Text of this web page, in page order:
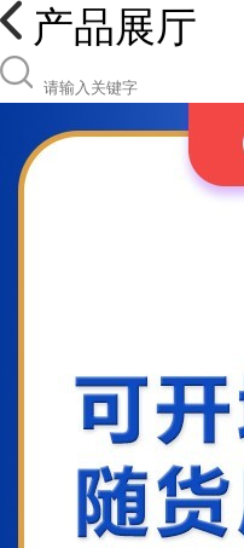
产品展厅